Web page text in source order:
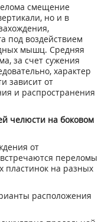
смещение
но и в
под воздействием
мышц. Средняя
за счет сужения
характер
зависит от
и распространения
челюсти на боковом
от
переломы
пластинок на разных
расположения